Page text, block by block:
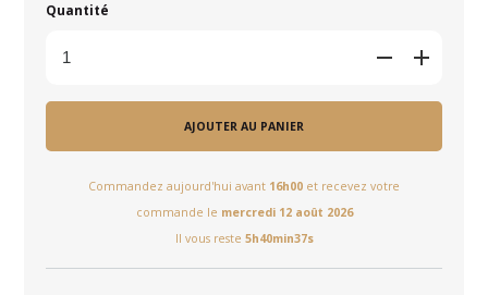
Quantité
AJOUTER AU PANIER
Commandez aujourd'hui avant 16h00 et recevez votre
commande le mercredi 12 août 2026
Il vous reste 5h40min37s